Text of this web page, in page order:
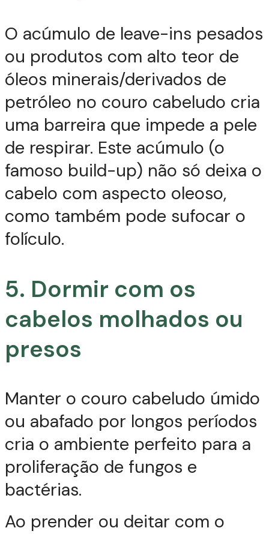
O acúmulo de leave-ins pesados
ou produtos com alto teor de
óleos minerais/derivados de
petróleo no couro cabeludo cria
uma barreira que impede a pele
de respirar. Este acúmulo (o
famoso build-up) não só deixa o
cabelo com aspecto oleoso,
como também pode sufocar o
folículo.
5. Dormir com os
cabelos molhados ou
presos
Manter o couro cabeludo úmido
ou abafado por longos períodos
cria o ambiente perfeito para a
proliferação de fungos e
bactérias.
Ao prender ou deitar com o